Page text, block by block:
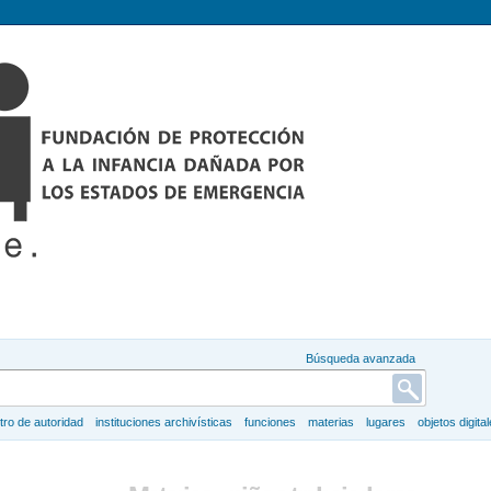
Búsqueda avanzada
de autoridad instituciones archivísticas funciones materias lugares objetos